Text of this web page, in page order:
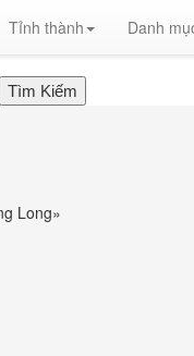
Tỉnh thành Danh
Long»